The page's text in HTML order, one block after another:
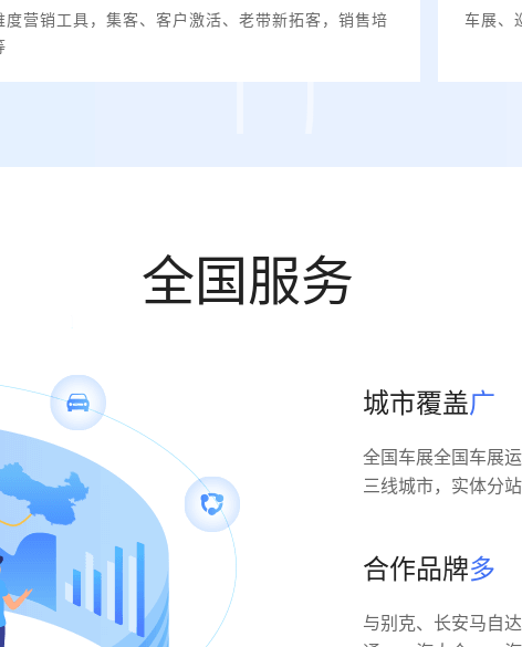
度营销工具，集客、客户激活、老带新拓客，销售培
车展、
全国服务
城市覆盖广
全国车展全国车展
三线城市，实体分
合作品牌多
与别克、长安马自